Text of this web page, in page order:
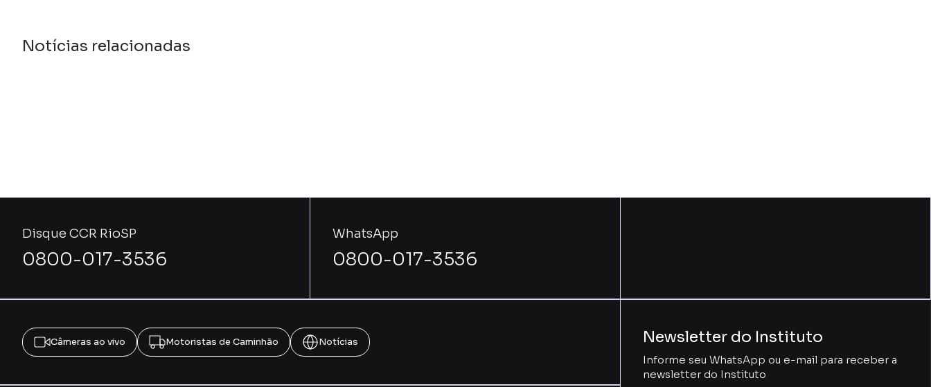
Notícias relacionadas
Disque CCR RioSP
0800-017-3536
WhatsApp
0800-017-3536
Câmeras ao vivo Motoristas de Caminhão Notícias Newsletter do Instituto
Informe seu WhatsApp ou e-mail para receber a
newsletter do Instituto